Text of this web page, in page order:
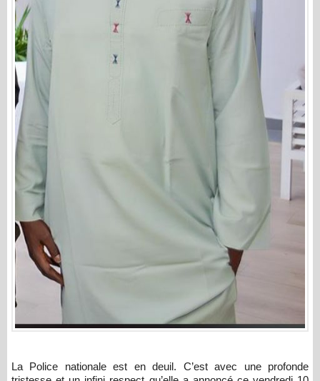
La Police nationale est en deuil. C’est avec une profonde